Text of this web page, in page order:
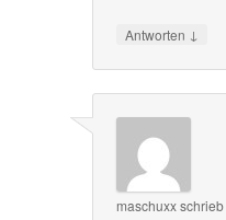
Antworten ↓
maschuxxschrieb